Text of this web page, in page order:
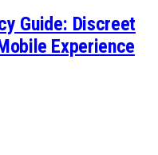
Guide: Discreet
Experience